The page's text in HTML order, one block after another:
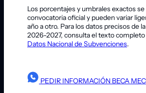
Los porcentajes y umbrales exactos se
convocatoria oficial y pueden variar
año a otro. Para los datos precisos de
2026-2027, consulta el texto completo
Datos Nacional de Subvenciones.
PEDIR INFORMACIÓN BECA MEC